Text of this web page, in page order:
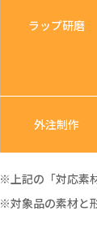
ラップ研磨
外注制作
※上記の「対応素
※対象品の素材と